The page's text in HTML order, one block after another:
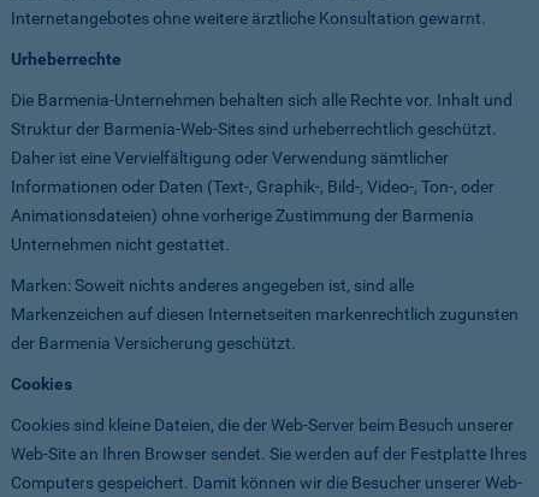
Internetangebotes ohne weitere ärztliche Konsultation gewarnt.
Urheberrechte
Die Barmenia-Unternehmen behalten sich alle Rechte vor. Inhalt und
Struktur der Barmenia-Web-Sites sind urheberrechtlich geschützt.
Daher ist eine Vervielfältigung oder Verwendung sämtlicher
Informationen oder Daten (Text-, Graphik-, Bild-, Video-, Ton-, oder
Animationsdateien) ohne vorherige Zustimmung der Barmenia
Unternehmen nicht gestattet.
Marken: Soweit nichts anderes angegeben ist, sind alle
Markenzeichen auf diesen Internetseiten markenrechtlich zugunsten
der Barmenia Versicherung geschützt.
Cookies
Cookies sind kleine Dateien, die der Web-Server beim Besuch unserer
Web-Site an Ihren Browser sendet. Sie werden auf der Festplatte Ihres
Computers gespeichert. Damit können wir die Besucher unserer Web-